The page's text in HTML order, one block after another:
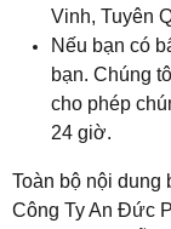
Vinh, Tuyên
Nếu bạn có
bạn. Chúng
cho phép
24 giờ.
Toàn bộ nội dung
Công Ty An Đức